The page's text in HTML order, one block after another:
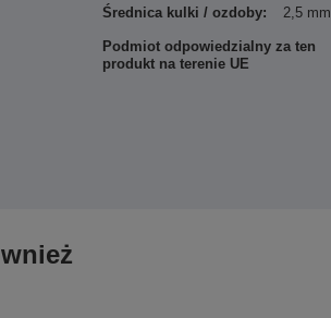
Średnica kulki / ozdoby: 2,5 mm
Podmiot odpowiedzialny za ten
produkt na terenie UE